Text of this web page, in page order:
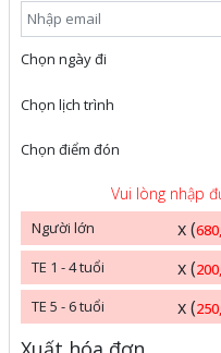
Chọn ngày đi
Chọn lịch trình
Chọn điểm đón
Vui lòng nhập
Người lớn x (
TE 1 - 4 tuổi x (
TE 5 - 6 tuổi x (